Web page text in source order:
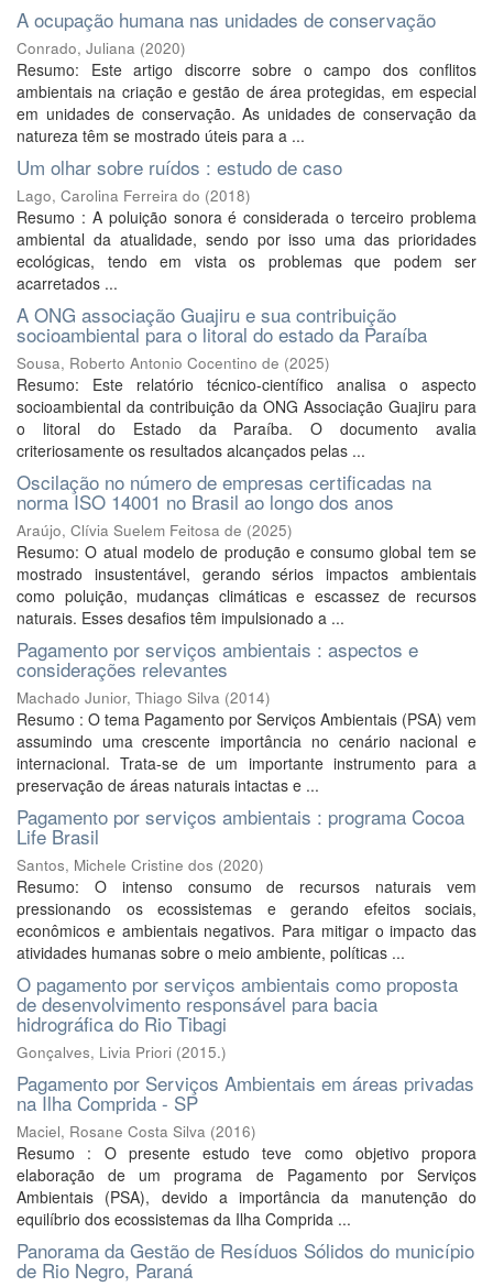
A ocupação humana nas unidades de conservação
Conrado, Juliana (2020)
Resumo: Este artigo discorre sobre o campo dos conflitos
ambientais na criação e gestão de área protegidas, em especial
em unidades de conservação. As unidades de conservação da
natureza têm se mostrado úteis para a ...
Um olhar sobre ruídos : estudo de caso
Lago, Carolina Ferreira do (2018)
Resumo : A poluição sonora é considerada o terceiro problema
ambiental da atualidade, sendo por isso uma das prioridades
ecológicas, tendo em vista os problemas que podem ser
acarretados ...
A ONG associação Guajiru e sua contribuição
socioambiental para o litoral do estado da Paraíba
Sousa, Roberto Antonio Cocentino de (2025)
Resumo: Este relatório técnico-científico analisa o aspecto
socioambiental da contribuição da ONG Associação Guajiru para
o litoral do Estado da Paraíba. O documento avalia
criteriosamente os resultados alcançados pelas ...
Oscilação no número de empresas certificadas na
norma ISO 14001 no Brasil ao longo dos anos
Araújo, Clívia Suelem Feitosa de (2025)
Resumo: O atual modelo de produção e consumo global tem se
mostrado insustentável, gerando sérios impactos ambientais
como poluição, mudanças climáticas e escassez de recursos
naturais. Esses desafios têm impulsionado a ...
Pagamento por serviços ambientais : aspectos e
considerações relevantes
Machado Junior, Thiago Silva (2014)
Resumo : O tema Pagamento por Serviços Ambientais (PSA) vem
assumindo uma crescente importância no cenário nacional e
internacional. Trata-se de um importante instrumento para a
preservação de áreas naturais intactas e ...
Pagamento por serviços ambientais : programa Cocoa
Life Brasil
Santos, Michele Cristine dos (2020)
Resumo: O intenso consumo de recursos naturais vem
pressionando os ecossistemas e gerando efeitos sociais,
econômicos e ambientais negativos. Para mitigar o impacto das
atividades humanas sobre o meio ambiente, políticas ...
O pagamento por serviços ambientais como proposta
de desenvolvimento responsável para bacia
hidrográfica do Rio Tibagi
Gonçalves, Livia Priori (2015.)
Pagamento por Serviços Ambientais em áreas privadas
na Ilha Comprida - SP
Maciel, Rosane Costa Silva (2016)
Resumo : O presente estudo teve como objetivo propora
elaboração de um programa de Pagamento por Serviços
Ambientais (PSA), devido a importância da manutenção do
equilíbrio dos ecossistemas da Ilha Comprida ...
Panorama da Gestão de Resíduos Sólidos do município
de Rio Negro, Paraná